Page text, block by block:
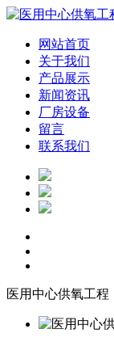
网站首页
关于我们
产品展示
新闻资讯
厂房设备
留言
联系我们
医用中心供氧工程